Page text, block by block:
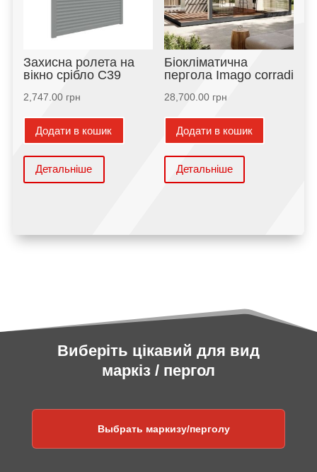
Захисна ролета на
вікно срібло С39
2,747.00грн
Додати в кошик
Детальніше
Біокліматична
пергола Imago corradi
28,700.00грн
Додати в кошик
Детальніше
Виберіть цікавий для вид
маркіз / пергол
Выбрать маркизу/перголу